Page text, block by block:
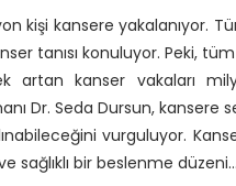
kişi kansere yakalanıyor.
tanısı konuluyor. Peki,
artan kanser vakaları
Dr. Seda Dursun, kansere
vurguluyor.
sağlıklı bir beslenme düzeni…